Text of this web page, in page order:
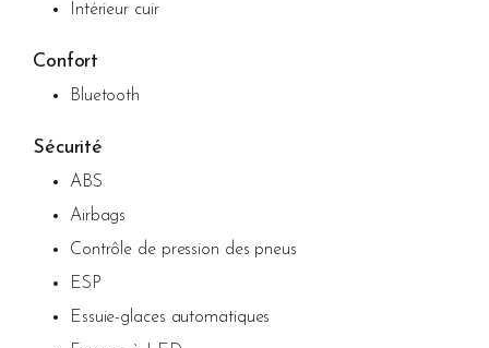
Intérieur cuir
Confort
Bluetooth
Sécurité
ABS
Airbags
Contrôle de pression des pneus
ESP
Essuie-glaces automatiques